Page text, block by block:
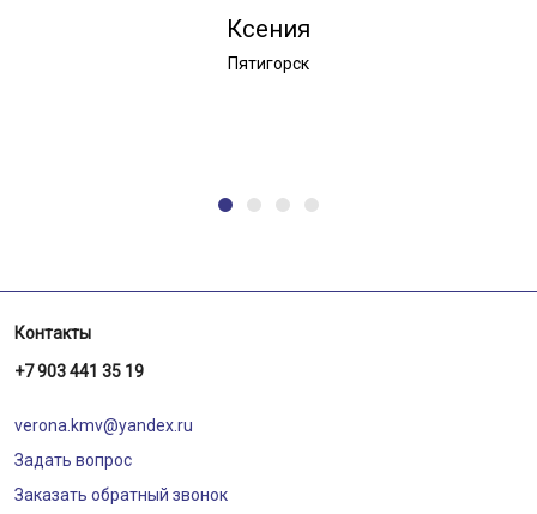
Ксения
Пятигорск
Контакты
+7 903 441 35 19
verona.kmv@yandex.ru
Задать вопрос
Заказать обратный звонок